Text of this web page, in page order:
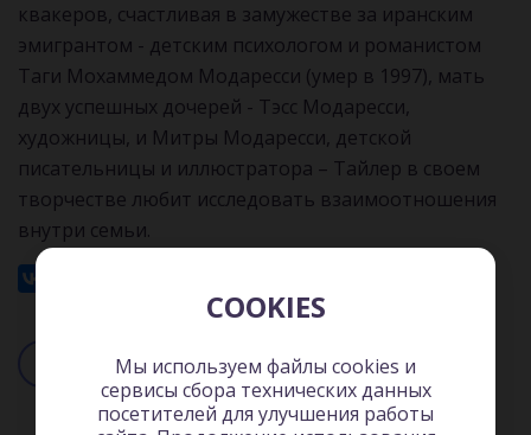
квакеров, счастливая в замужестве за иранским
эмигрантом - детским психологом и романистом
Таги Мохаммедом Модаресси (умер в 1997), мать
двух успешных дочерей - Тэсс Модаресси,
художницы, и Митры Модаресси, детской
писательницы и иллюстратора – Тайлер в своем
творчестве любит исследовать взаимоотношения
внутри семьи.
Читать Слушать
COOKIES
Мы используем файлы cookies и
сервисы сбора технических данных
посетителей для улучшения работы